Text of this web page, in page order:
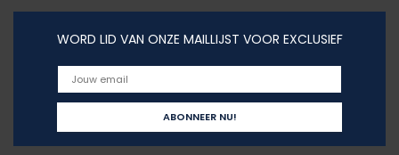
WORD LID VAN ONZE MAILLIJST VOOR EXCLUSIEF